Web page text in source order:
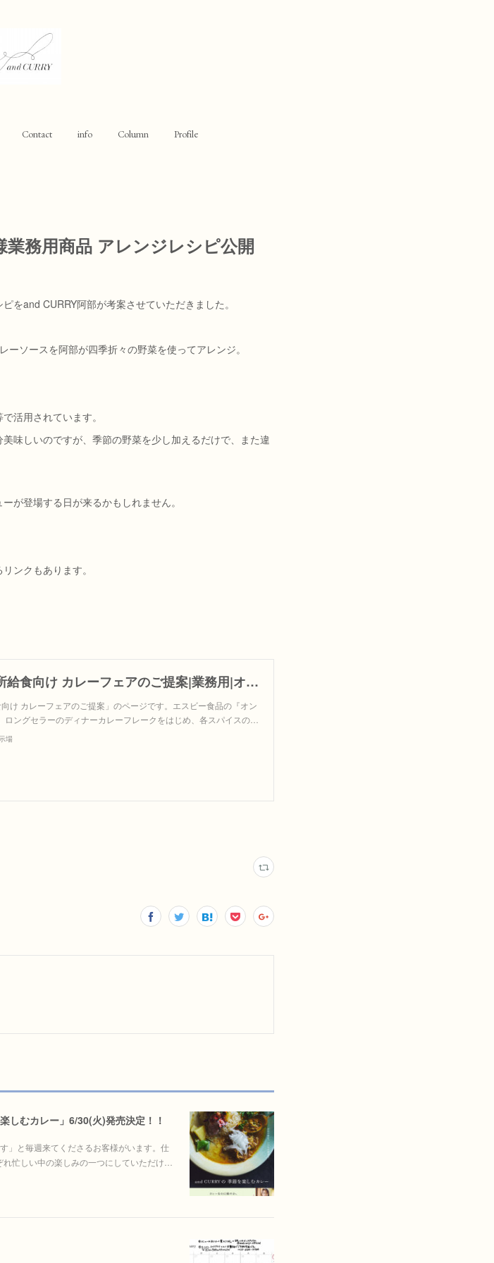
Contact info Column Profile
業務用商品 アレンジレシピ公開
をand CURRY阿部が考案させていただきました。
ーソースを阿部が四季折々の野菜を使ってアレンジ。
活用されています。
味しいのですが、季節の野菜を少し加えるだけで、また違
が登場する日が来るかもしれません。
ンクもあります。
2022年度 事業所給食向け カレーフェアのご提案|業務用|オンライン展示場|S&Bエスビー食品株式会社
向け カレーフェアのご提案」のページです。エスビー食品の『オン
ロングセラーのディナーカレーフレークをはじめ、各スパイスの…
場
しむカレー」6/30(火)発売決定！！
」と毎週来てくださるお客様がいます。仕
忙しい中の楽しみの一つにしていただけ…